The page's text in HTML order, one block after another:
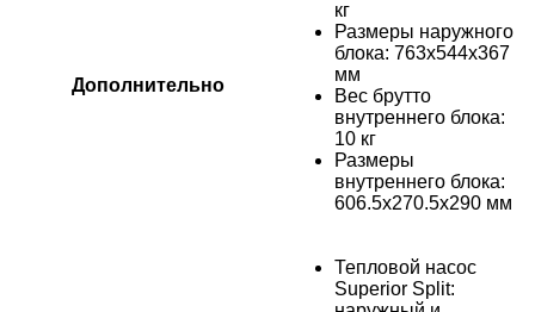
Дополнительно
кг
Размеры наружного
блока: 763х544х367
мм
Вес брутто
внутреннего блока:
10 кг
Размеры
внутреннего блока:
606.5х270.5х290 мм
Тепловой насос
Superior Split: